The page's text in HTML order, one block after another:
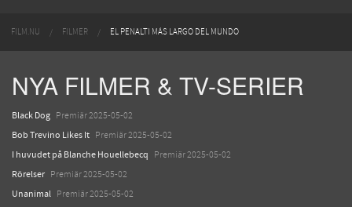
FILM.NU FILMER EL PENALTI MÁS LARGO DEL MUNDO
NYA FILMER & TV-SERIER
Black Dog Premiär 2025-05-02
Bob Trevino Likes It Premiär 2025-05-02
I huvudet på Blanche Houellebecq Premiär 2025-05-02
Rörelser Premiär 2025-05-02
Unanimal Premiär 2025-05-02